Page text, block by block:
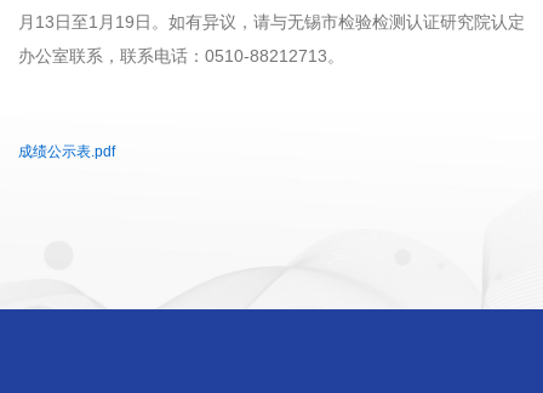
月13日至1月19日。如有异议，请与无锡市检验检测认证研究院认定
办公室联系，联系电话：0510-88212713。
成绩公示表.pdf